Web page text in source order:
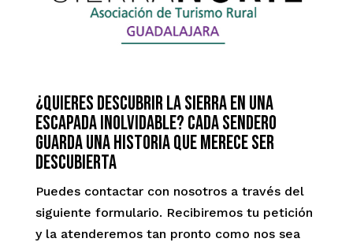
¿quieres descubrir la sierra en una
escapada inolvidable? Cada sendero
guarda una historia que merece ser
descubierta
Puedes contactar con nosotros a través del
siguiente formulario. Recibiremos tu petición
y la atenderemos tan pronto como nos sea